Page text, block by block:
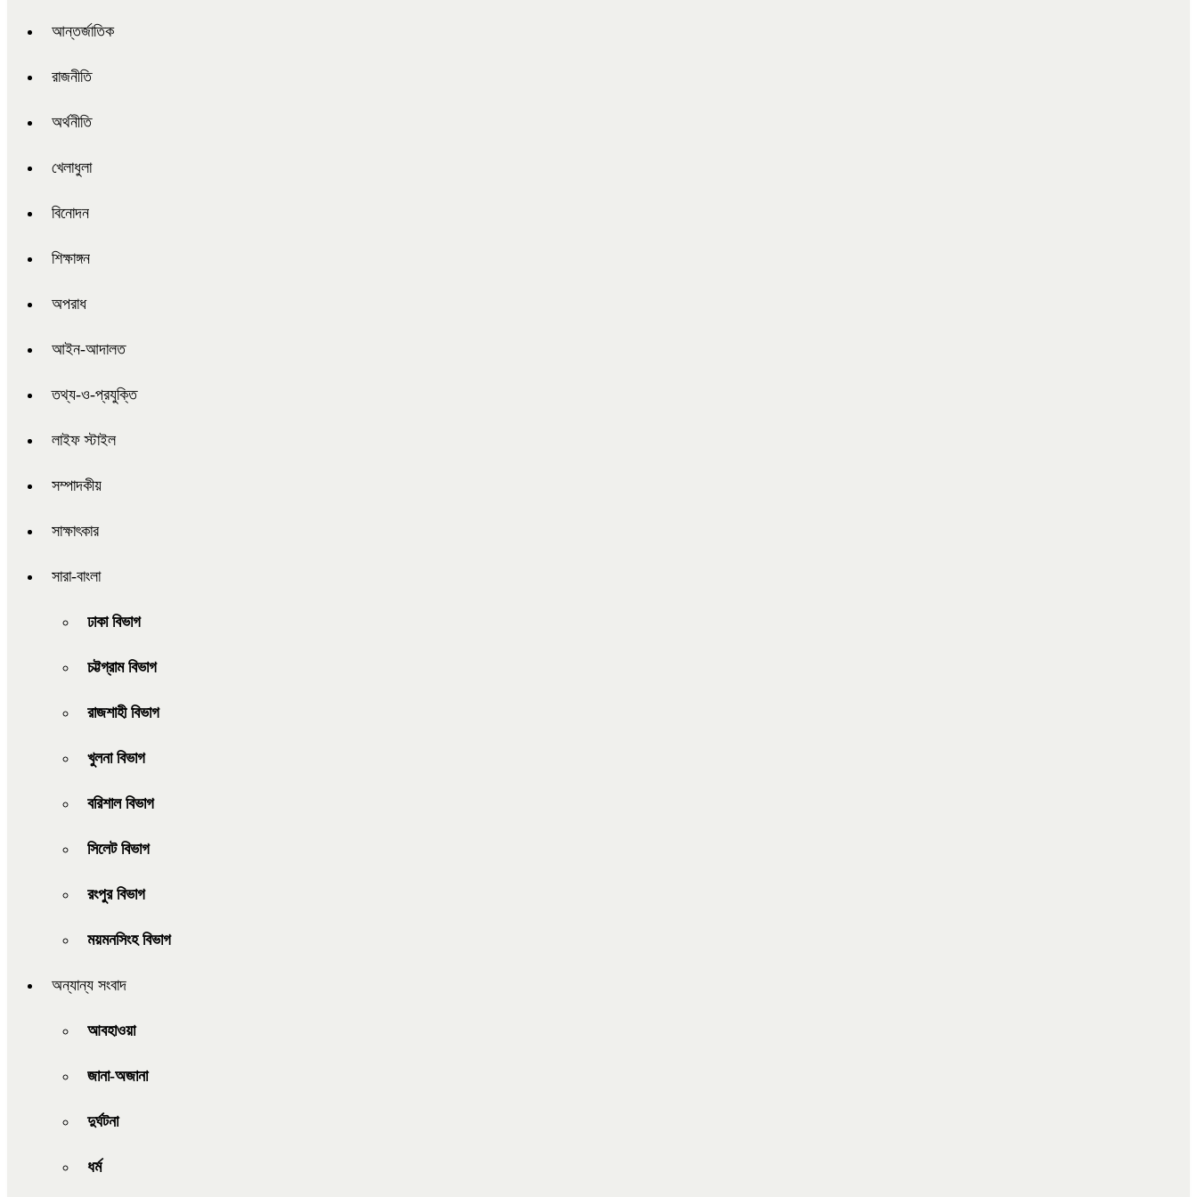
আন্তর্জাতিক
রাজনীতি
অর্থনীতি
খেলাধুলা
বিনোদন
শিক্ষাঙ্গন
অপরাধ
আইন-আদালত
তথ্য-ও-প্রযুক্তি
লাইফ স্টাইল
সম্পাদকীয়
সাক্ষাৎকার
সারা-বাংলা
ঢাকা বিভাগ
চট্টগ্রাম বিভাগ
রাজশাহী বিভাগ
খুলনা বিভাগ
বরিশাল বিভাগ
সিলেট বিভাগ
রংপুর বিভাগ
ময়মনসিংহ বিভাগ
অন্যান্য সংবাদ
আবহাওয়া
জানা-অজানা
দুর্ঘটনা
ধর্ম